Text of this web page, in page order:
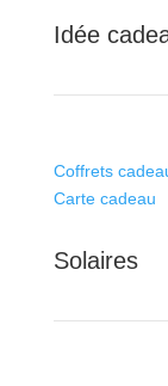
Idée
Coffrets
Carte cadeau
Solaires